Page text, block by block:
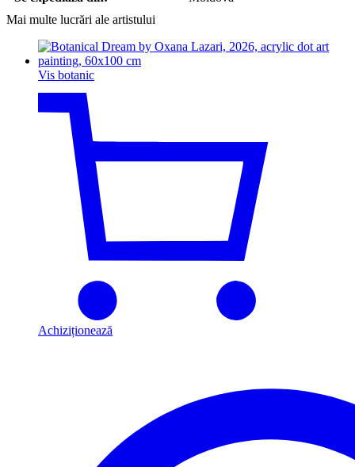
Mai multe lucrări ale artistului
Vis botanic
Achiziționează